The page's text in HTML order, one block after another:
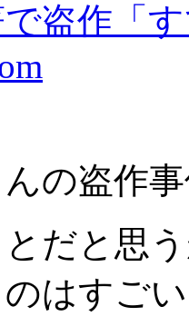
盗作「
の盗作
だと思
はすご